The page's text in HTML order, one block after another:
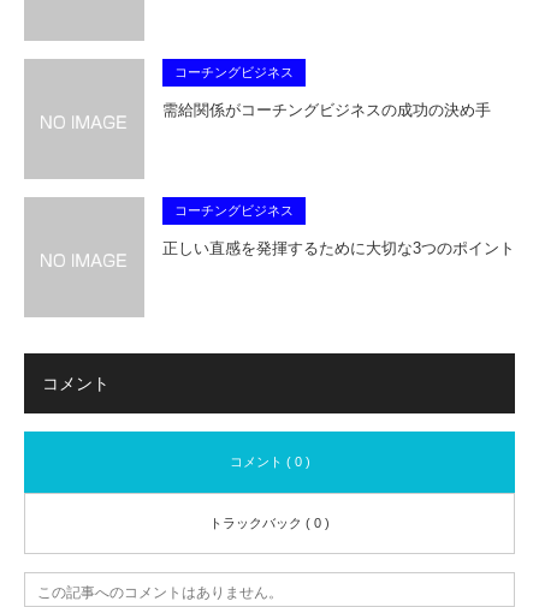
コーチングビジネス
需給関係がコーチングビジネスの成功の決め手
コーチングビジネス
正しい直感を発揮するために大切な3つのポイント
コメント
コメント ( 0 )
トラックバック ( 0 )
この記事へのコメントはありません。